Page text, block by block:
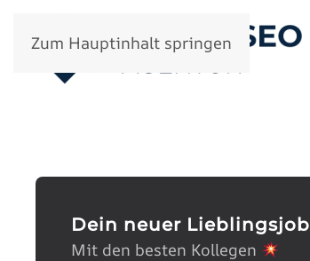
Zum Hauptinhalt springen
Dein neuer Lieblingsjob
Mit den besten Kollegen